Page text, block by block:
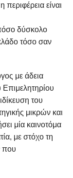
είναι
πόσο δύσκολο
τόσο σαν
με άδεια
Επιμελητηρίου
του
μικρών και
μία καινοτόμα
με στόχο τη
που